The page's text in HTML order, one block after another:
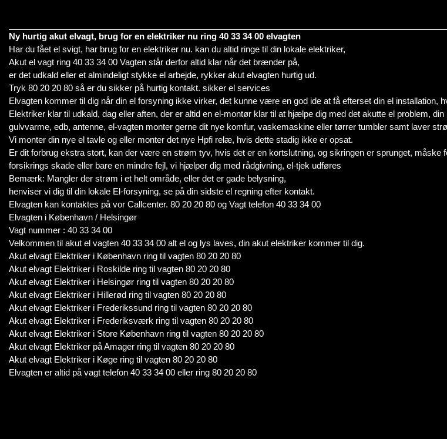
Ny hurtig akut elvagt, brug for en elektriker nu ring 40 33 34 00 elvagten
Har du fået el svigt, har brug for en elektriker nu. kan du altid ringe til din lokale elektriker,
Akut el vagt ring 40 33 34 00 Vagten står derfor altid klar når det brænder på,
er det udkald eller et almindeligt stykke el arbejde, rykker akut elvagten hurtig ud.
Tryk 80 20 20 80 så er du sikker på hurtig kontakt. sikker el services
Elvagten kommer til dig når din el forsyning ikke virker, det kunne være en god ide at få efterset din el
Elektriker klar til udkald, dag eller aften, der er altid en el-montør klar til at hjælpe dig med det akutte el problem,
gulvvarme, edb, antenne, el-vagten monter gerne dit nye komfur, vaskemaskine eller tørrer tumbler samt laver
Vi monter din nye el tavle og eller monter det nye Hpfi relæ, hvis dette stadig ikke er opsat.
Er dit forbrug ekstra stort, kan der være en strøm tyv, hvis det er en kortslutning, og sikringen er sprunget,
forsikrings skade eller bare en mindre fejl, vi hjælper dig med rådgivning, el-tjek udføres
Bemærk: Mangler der strøm i et helt område, eller det er gade belysning,
henviser vi dig til din lokale El-forsyning, se på din sidste el regning efter kontakt.
Elvagten kan kontaktes på vor Callcenter. 80 20 20 80 og Vagt telefon 40 33 34 00
Elvagten i København / Helsingør
Vagt nummer : 40 33 34 00
Velkommen til akut el vagten 40 33 34 00 alt el og lys laves, din akut elektriker kommer til dig.
Akut elvagt Elektriker i København ring til vagten 80 20 20 80
Akut elvagt Elektriker i Roskilde ring til vagten 80 20 20 80
Akut elvagt Elektriker i Helsingør ring til vagten 80 20 20 80
Akut elvagt Elektriker i Hillerød ring til vagten 80 20 20 80
Akut elvagt Elektriker i Frederikssund ring til vagten 80 20 20 80
Akut elvagt Elektriker i Frederiksværk ring til vagten 80 20 20 80
Akut elvagt Elektriker i Store København ring til vagten 80 20 20 80
Akut elvagt Elektriker på Amager ring til vagten 80 20 20 80
Akut elvagt Elektriker i Køge ring til vagten 80 20 20 80
Elvagten er altid på vagt telefon 40 33 34 00 eller ring 80 20 20 80